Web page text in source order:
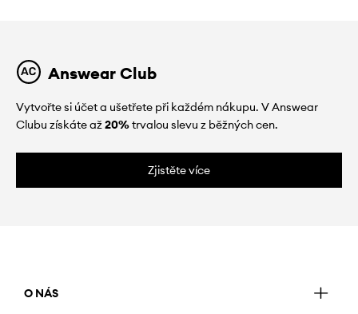
Answear Club
Vytvořte si účet a ušetřete při každém nákupu. V Answear
Clubu získáte až20%trvalou slevu z běžných cen.
Zjistěte více
O NÁS